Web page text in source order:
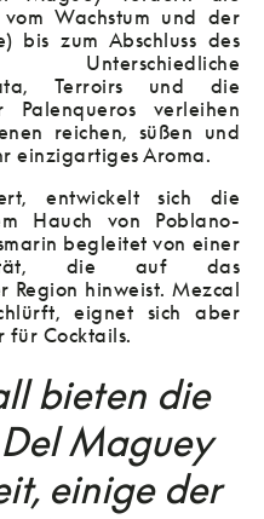
Wachstum und der
bis zum Abschluss des
Unterschiedliche
Terroirs und die
verleihen
reichen, süßen und
einzigartiges Aroma.
entwickelt sich die
Hauch von Poblano-
begleitet von einer
die auf das
Region hinweist. Mezcal
eignet sich aber
für Cocktails.
bieten die
Maguey
einige der